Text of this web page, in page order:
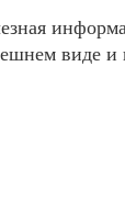
виде